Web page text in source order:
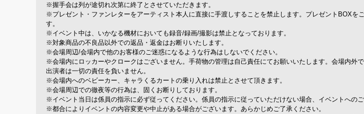
※握手会は列が途切れ次第に終了とさせていただきます。
※プレゼント・ファンレターをアーティスト本人に直接に手渡しすることを禁止します。プレゼントBOXを
す。
※イベント中は、いかなる機材においても録音/録画/撮影は禁止となっております。
※対象商品の不良品以外での返品・返金はお断りいたします。
※会場周辺/会場内で他のお客様のご迷惑になるような行為はしないでください。
※会場内にロッカーやクロークはございません。手荷物の管理は自己責任にてお願いいたします。会場内外
出演者は一切の責任を負いません。
※会場内へのベビーカー、キャラくるカートの乗り入れは禁止とさせて頂きます。
※会場周辺での徹夜等の行為は、固くお断りしております。
※イベント当日は係員の指示に必ず従ってください。係員の指示に従っていただけない場合、イベントへの
※都合によりイベントの内容変更や中止がある場合がございます。あらかじめご了承ください。